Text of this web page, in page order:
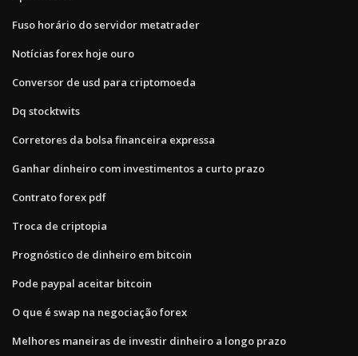
Fuso horário do servidor metatrader
Notícias forex hoje ouro
Conversor de usd para criptomoeda
Dq stocktwits
Corretores da bolsa financeira expressa
Ganhar dinheiro com investimentos a curto prazo
Contrato forex pdf
Troca de criptopia
Prognóstico de dinheiro em bitcoin
Pode paypal aceitar bitcoin
O que é swap na negociação forex
Melhores maneiras de investir dinheiro a longo prazo